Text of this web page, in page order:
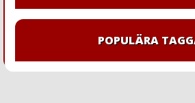
POPULÄRA